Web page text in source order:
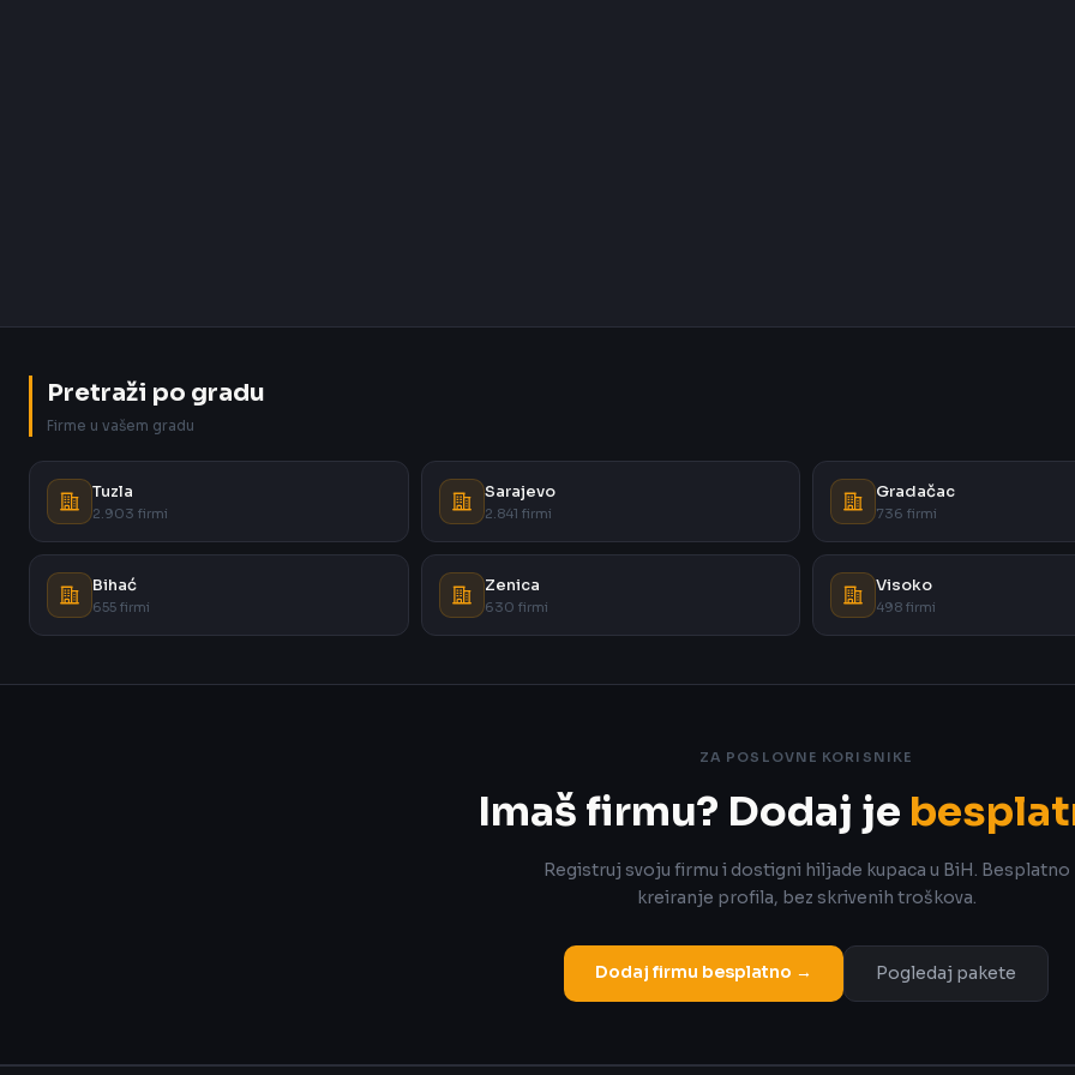
Pretraži po gradu
Firme u vašem gradu
Tuzla
2.903 firmi
Sarajevo
2.841 firmi
Gradačac
736 firmi
Bihać
655 firmi
Zenica
630 firmi
Visoko
498 firmi
ZA POSLOVNE KORISNIKE
Imaš firmu? Dodaj je
Registruj svoju firmu i dostigni hiljade kupaca u BiH. Besplatno
kreiranje profila, bez skrivenih troškova.
Dodaj firmu besplatno → Pogledaj pakete